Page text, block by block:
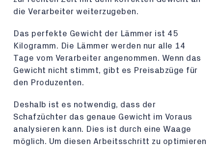
die Verarbeiter weiterzugeben.
Das perfekte Gewicht der Lämmer ist 45
Kilogramm. Die Lämmer werden nur alle 14
Tage vom Verarbeiter angenommen. Wenn das
Gewicht nicht stimmt, gibt es Preisabzüge für
den Produzenten.
Deshalb ist es notwendig, dass der
Schafzüchter das genaue Gewicht im Voraus
analysieren kann. Dies ist durch eine Waage
möglich. Um diesen Arbeitsschritt zu optimieren